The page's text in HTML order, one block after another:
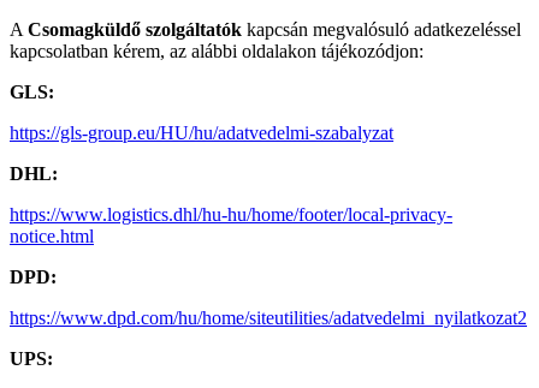
A Csomagküldő szolgáltatók kapcsán megvalósuló adatkezeléssel
kapcsolatban kérem, az alábbi oldalakon tájékozódjon:
GLS:
https://gls-group.eu/HU/hu/adatvedelmi-szabalyzat
DHL:
https://www.logistics.dhl/hu-hu/home/footer/local-privacy-
notice.html
DPD:
https://www.dpd.com/hu/home/siteutilities/adatvedelmi_nyilatkozat2
UPS: